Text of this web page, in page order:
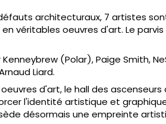
architecturaux, 7 artistes
véritables oeuvres d'art. Le
(Polar), Paige Smith,
Liard.
d'art, le hall des ascenseurs
l'identité artistique et
désormais une empreinte